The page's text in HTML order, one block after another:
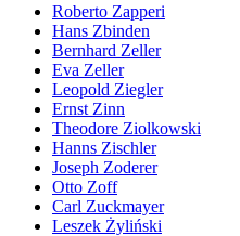
Roberto Zapperi
Hans Zbinden
Bernhard Zeller
Eva Zeller
Leopold Ziegler
Ernst Zinn
Theodore Ziolkowski
Hanns Zischler
Joseph Zoderer
Otto Zoff
Carl Zuckmayer
Leszek Żyliński